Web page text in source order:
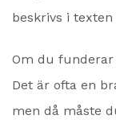
beskrivs i texten
Om du
Det är ofta en
men då måste